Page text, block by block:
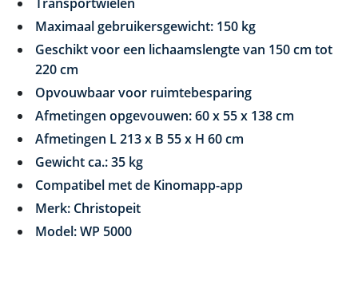
Maximaal gebruikersgewicht: 150 kg
Geschikt voor een lichaamslengte van 150 cm tot
220 cm
Opvouwbaar voor ruimtebesparing
Afmetingen opgevouwen: 60 x 55 x 138 cm
Afmetingen L 213 x B 55 x H 60 cm
Gewicht ca.: 35 kg
Compatibel met de Kinomapp-app
Merk: Christopeit
Model: WP 5000